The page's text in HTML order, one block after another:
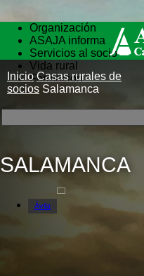
Organización
ASAJA informa
Servicios al socio
Vida rural
Formación
Inicio Casas rurales de
socios Salamanca
SALAMANCA
Ávila